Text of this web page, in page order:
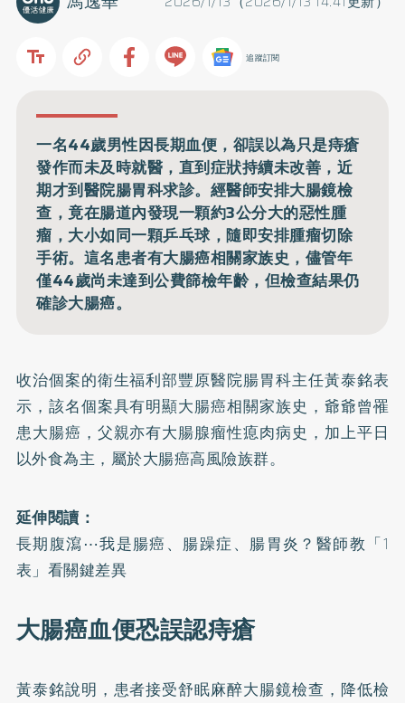
追蹤訂閱
一名44歲男性因長期血便，卻誤以為只是痔瘡
發作而未及時就醫，直到症狀持續未改善，近
期才到醫院腸胃科求診。經醫師安排大腸鏡檢
查，竟在腸道內發現一顆約3公分大的惡性腫
瘤，大小如同一顆乒乓球，隨即安排腫瘤切除
手術。這名患者有大腸癌相關家族史，儘管年
僅44歲尚未達到公費篩檢年齡，但檢查結果仍
確診大腸癌。
收治個案的衛生福利部豐原醫院腸胃科主任黃泰銘表
示，該名個案具有明顯大腸癌相關家族史，爺爺曾罹
患大腸癌，父親亦有大腸腺瘤性瘜肉病史，加上平日
以外食為主，屬於大腸癌高風險族群。
延伸閱讀：
長期腹瀉⋯我是腸癌、腸躁症、腸胃炎？醫師教「1
表」看關鍵差異
大腸癌血便恐誤認痔瘡
黃泰銘說明，患者接受舒眠麻醉大腸鏡檢查，降低檢